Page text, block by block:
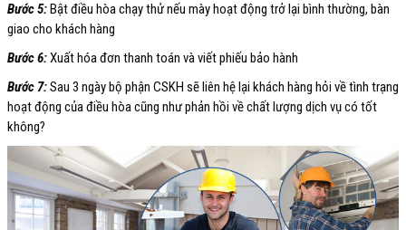
Bước 5: Bật điều hòa chạy thử nếu mày hoạt động trở lại bình thường, bàn
giao cho khách hàng
Bước 6:Xuất hóa đơn thanh toán và viết phiếu bảo hành
Bước 7:Sau 3 ngày bộ phận CSKH sẽ liên hệ lại khách hàng hỏi về tình trạng
hoạt động của điều hòa cũng như phản hồi về chất lượng dịch vụ có tốt
không?